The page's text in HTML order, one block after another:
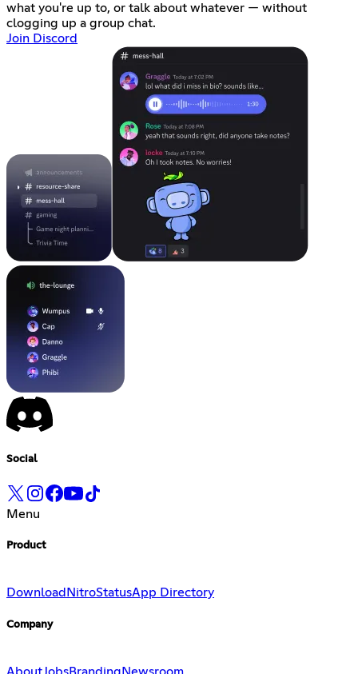
what you're up to, or talk about whatever — without
clogging up a group chat.
Join Discord
Social
Menu
Product
Download NitroStatusApp Directory
Company
AboutJobsBranding Newsroom